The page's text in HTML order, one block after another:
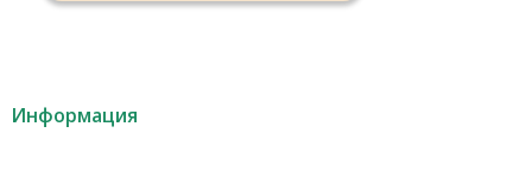
Информация